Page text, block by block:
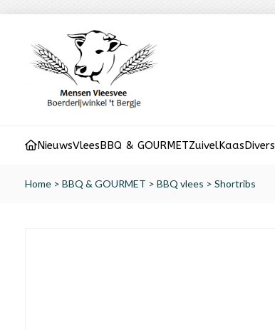
NieuwsVleesBBQ & GOURMETZuivelKaasDivers
Home > BBQ & GOURMET > BBQ vlees > Shortribs